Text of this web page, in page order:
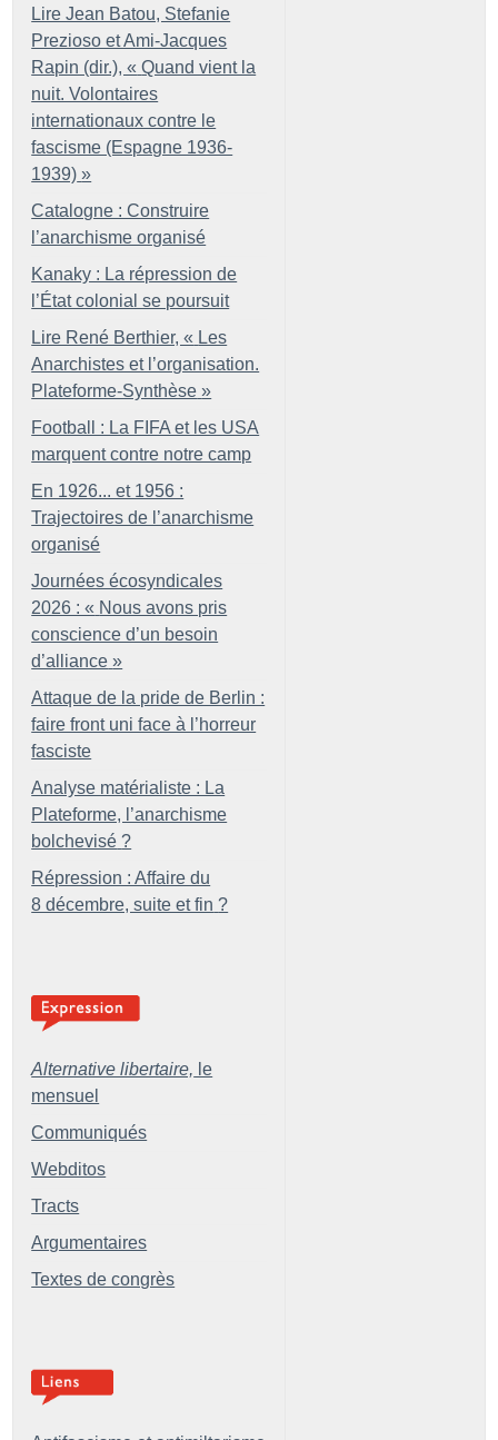
Lire Jean Batou, Stefanie
Prezioso et Ami-Jacques
Rapin (dir.), « Quand vient la
nuit. Volontaires
internationaux contre le
fascisme (Espagne 1936-
1939) »
Catalogne : Construire
l’anarchisme organisé
Kanaky : La répression de
l’État colonial se poursuit
Lire René Berthier, « Les
Anarchistes et l’organisation.
Plateforme-Synthèse »
Football : La FIFA et les USA
marquent contre notre camp
En 1926... et 1956 :
Trajectoires de l’anarchisme
organisé
Journées écosyndicales
2026 : « Nous avons pris
conscience d’un besoin
d’alliance »
Attaque de la pride de Berlin :
faire front uni face à l’horreur
fasciste
Analyse matérialiste : La
Plateforme, l’anarchisme
bolchevisé ?
Répression : Affaire du
8 décembre, suite et fin ?
Alternative libertaire, le
mensuel
Communiqués
Webditos
Tracts
Argumentaires
Textes de congrès